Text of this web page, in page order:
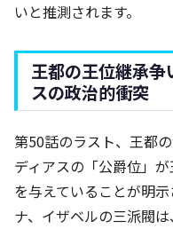
いと推測されます。
王都の王位継承
スの政治的衝突
第50話のラスト、王都
ディアスの「公爵位」
を与えていることが明
ナ、イザベルの三派閥